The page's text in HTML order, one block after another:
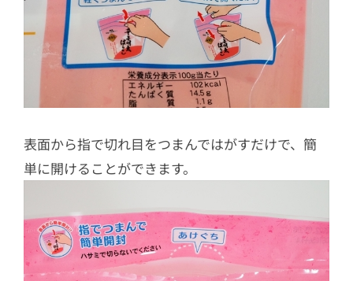
表面から指で切れ目をつまんではがすだけで、簡
単に開けることができます。